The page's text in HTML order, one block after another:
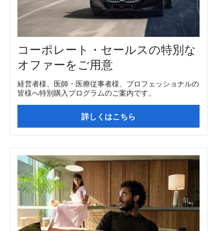
コーポレート・セールスの特別な
オファーをご用意
経営者様、医師・医療従事者様、プロフェッショナルの
皆様へ特別購入プログラムのご案内です。
詳しくはこちら